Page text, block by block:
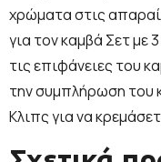
χρώματα στις
για τον καμβά Σετ με
τις επιφάνειες του
την συμπλήρωση του
Κλιπς για να